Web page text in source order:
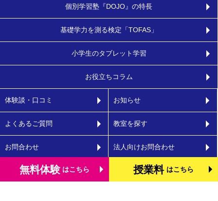
個別学習塾『DOJO』の特長
基礎学力を測る検定「TOFAS」
小学生のタブレット学習
お役立ちコラム
体験談・口コミ お知らせ
よくあるご質問 教室を探す
お問合わせ 法人向けお問合わせ
運営会社 プライバシーポリシー
無料体験 はこちら 授業料 はこちら